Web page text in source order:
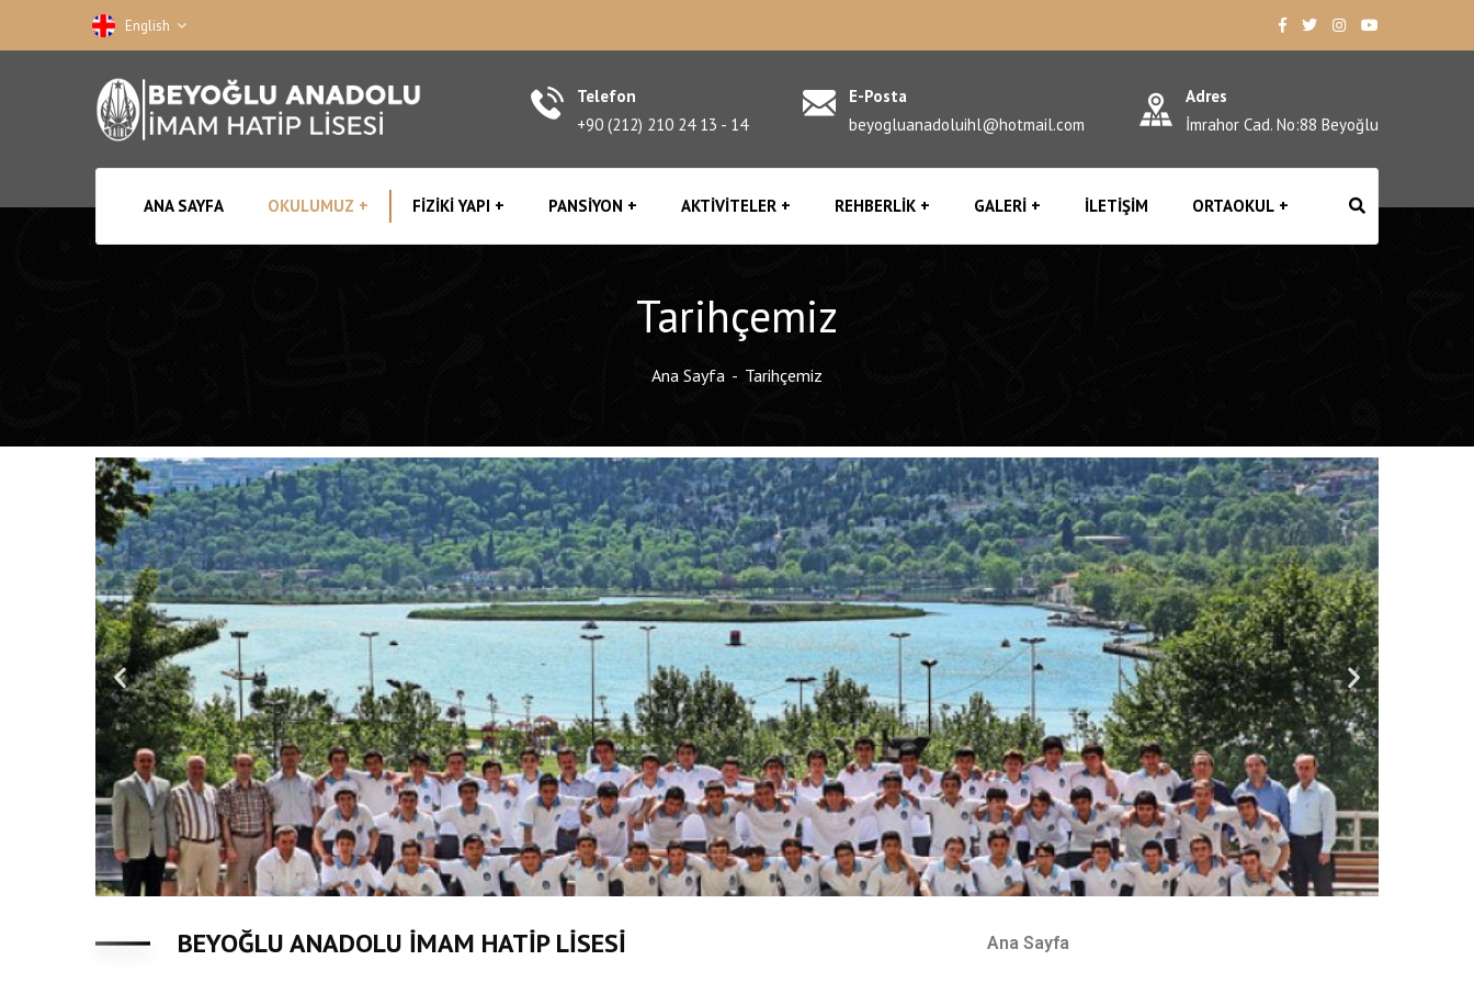
English
Telefon
+90 (212) 210 24 13 - 14
E-Posta
beyogluanadoluihl@hotmail.com
Adres
İmrahor Cad. No:88 Beyoğlu
ANA SAYFA OKULUMUZ FIZIKI YAPI PANSIYON AKTIVITELER REHBERLIK GALERI İLETIŞIM ORTAOKUL
Tarihçemiz
Ana Sayfa Tarihçemiz
BEYOĞLU ANADOLU İMAM HATİP LİSESİ Ana Sayfa
Linkler Bilgi İletişim